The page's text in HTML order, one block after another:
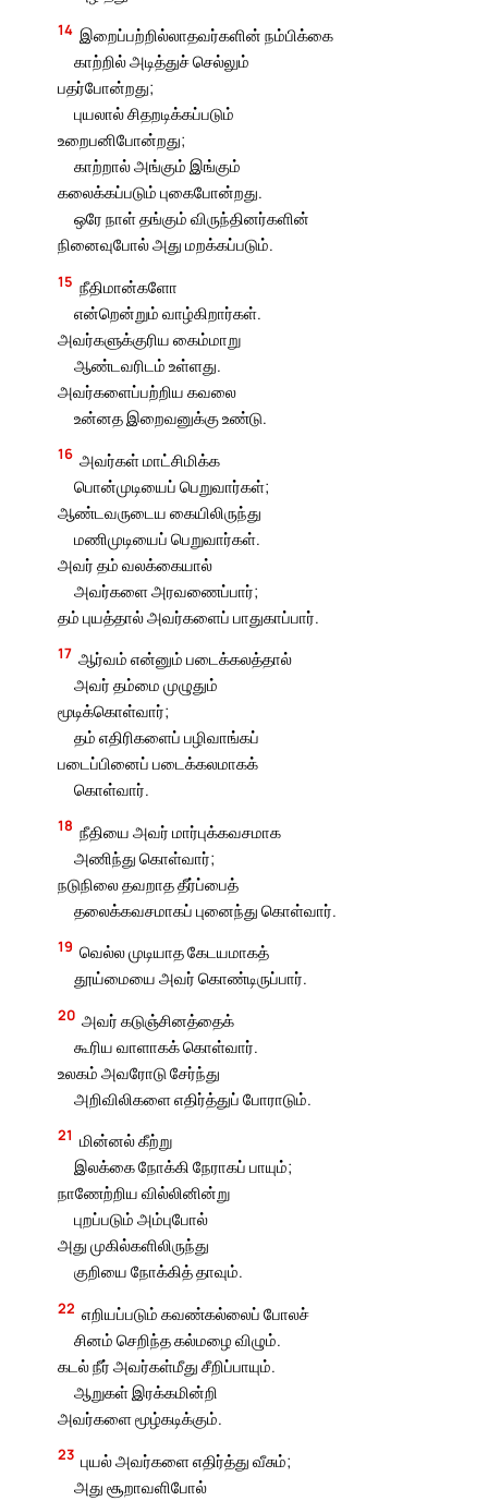
14 இறைப்பற்றில்லாதவர்களின் நம்பிக்கை
காற்றில் அடித்துச் செல்லும்
பதர்போன்றது;
புயலால் சிதறடிக்கப்படும்
உறைபனிபோன்றது;
காற்றால் அங்கும் இங்கும்
கலைக்கப்படும் புகைபோன்றது.
ஒரே நாள் தங்கும் விருந்தினர்களின்
நினைவுபோல் அது மறக்கப்படும்.
15 நீதிமான்களோ
என்றென்றும் வாழ்கிறார்கள்.
அவர்களுக்குரிய கைம்மாறு
ஆண்டவரிடம் உள்ளது.
அவர்களைப்பற்றிய கவலை
உன்னத இறைவனுக்கு உண்டு.
16 அவர்கள் மாட்சிமிக்க
பொன்முடியைப் பெறுவார்கள்;
ஆண்டவருடைய கையிலிருந்து
மணிமுடியைப் பெறுவார்கள்.
அவர் தம் வலக்கையால்
அவர்களை அரவணைப்பார்;
தம் புயத்தால் அவர்களைப் பாதுகாப்பார்.
17 ஆர்வம் என்னும் படைக்கலத்தால்
அவர் தம்மை முழுதும்
மூடிக்கொள்வார்;
தம் எதிரிகளைப் பழிவாங்கப்
படைப்பினைப் படைக்கலமாகக்
கொள்வார்.
18 நீதியை அவர் மார்புக்கவசமாக
அணிந்து கொள்வார்;
நடுநிலை தவறாத தீர்ப்பைத்
தலைக்கவசமாகப் புனைந்து கொள்வார்.
19 வெல்ல முடியாத கேடயமாகத்
தூய்மையை அவர் கொண்டிருப்பார்.
20 அவர் கடுஞ்சினத்தைக்
கூரிய வாளாகக் கொள்வார்.
உலகம் அவரோடு சேர்ந்து
அறிவிலிகளை எதிர்த்துப் போராடும்.
21 மின்னல் கீற்று
இலக்கை நோக்கி நேராகப் பாயும்;
நாணேற்றிய வில்லினின்று
புறப்படும் அம்புபோல்
அது முகில்களிலிருந்து
குறியை நோக்கித் தாவும்.
22 எறியப்படும் கவண்கல்லைப் போலச்
சினம் செறிந்த கல்மழை விழும்.
கடல் நீர் அவர்கள்மீது சீறிப்பாயும்.
ஆறுகள் இரக்கமின்றி
அவர்களை மூழ்கடிக்கும்.
23 புயல் அவர்களை எதிர்த்து வீசும்;
அது சூறாவளிபோல்